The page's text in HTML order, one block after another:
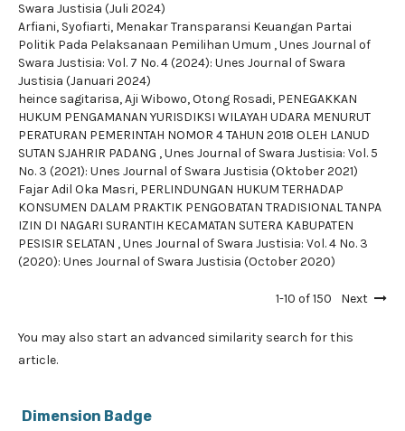
Swara Justisia (Juli 2024)
Arfiani, Syofiarti, Menakar Transparansi Keuangan Partai
Politik Pada Pelaksanaan Pemilihan Umum ,Unes Journal of
Swara Justisia: Vol. 7 No. 4 (2024): Unes Journal of Swara
Justisia (Januari 2024)
heince sagitarisa, Aji Wibowo, Otong Rosadi, PENEGAKKAN
HUKUM PENGAMANAN YURISDIKSI WILAYAH UDARA MENURUT
PERATURAN PEMERINTAH NOMOR 4 TAHUN 2018 OLEH LANUD
SUTAN SJAHRIR PADANG ,Unes Journal of Swara Justisia: Vol. 5
No. 3 (2021): Unes Journal of Swara Justisia (Oktober 2021)
Fajar Adil Oka Masri, PERLINDUNGAN HUKUM TERHADAP
KONSUMEN DALAM PRAKTIK PENGOBATAN TRADISIONAL TANPA
IZIN DI NAGARI SURANTIH KECAMATAN SUTERA KABUPATEN
PESISIR SELATAN ,Unes Journal of Swara Justisia: Vol. 4 No. 3
(2020): Unes Journal of Swara Justisia (October 2020)
1-10 of 150 Next
You may also start an advanced similarity search for this
article.
Dimension Badge